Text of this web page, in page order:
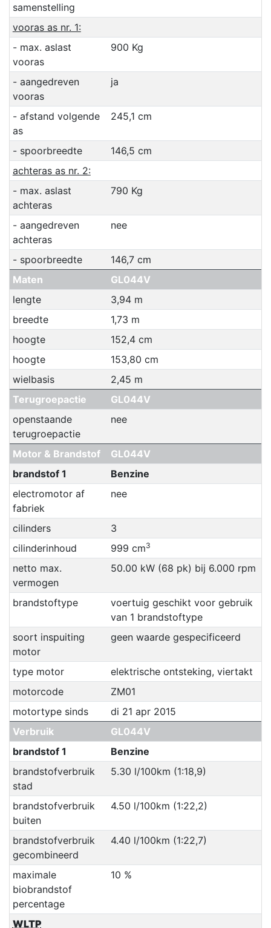
samenstelling
vooras as nr. 1:
- max. aslast
vooras
900 Kg
- aangedreven
vooras
ja
- afstand volgende
as
245,1 cm
- spoorbreedte
146,5 cm
achteras as nr. 2:
- max. aslast
achteras
790 Kg
- aangedreven
achteras
nee
- spoorbreedte
146,7 cm
Maten
GL044V
lengte
3,94 m
breedte
1,73 m
hoogte
152,4 cm
hoogte
153,80 cm
wielbasis
2,45 m
Terugroepactie
GL044V
openstaande
terugroepactie
nee
Motor & Brandstof
GL044V
brandstof 1
Benzine
electromotor af
fabriek
nee
cilinders
3
cilinderinhoud
999 cm3
netto max.
vermogen
50.00 kW (68 pk) bij 6.000 rpm
brandstoftype
voertuig geschikt voor gebruik
van 1 brandstoftype
soort inspuiting
motor
geen waarde gespecificeerd
type motor
elektrische ontsteking, viertakt
motorcode
ZM01
motortype sinds
di 21 apr 2015
Verbruik
GL044V
brandstof 1
Benzine
brandstofverbruik
stad
5.30 l/100km (1:18,9)
brandstofverbruik
buiten
4.50 l/100km (1:22,2)
brandstofverbruik
gecombineerd
4.40 l/100km (1:22,7)
maximale
biobrandstof
percentage
10 %
WLTP